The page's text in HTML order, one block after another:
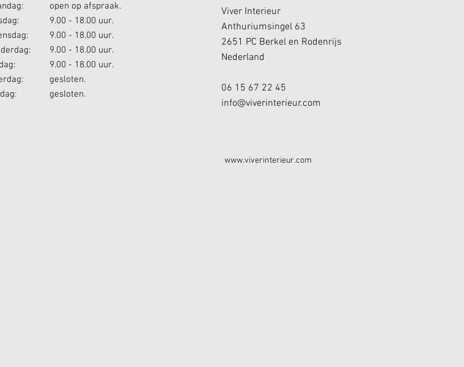
Viver Interieur
Anthuriumsingel 63
2651 PC Berkel en Rodenrijs
Nederland
06 15 67 22 45
info@viverinterieur.com
open op afspraak.
9.00 - 18.00 uur.
9.00 - 18.00 uur.
9.00 - 18.00 uur.
9.00 - 18.00 uur.
gesloten.
gesloten.
www.viverinterieur.com